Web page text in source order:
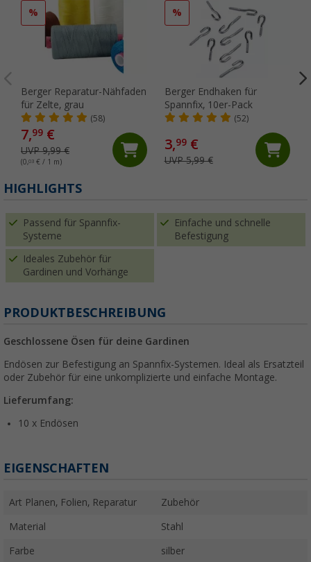
%
Berger Reparatur-Nähfaden
für Zelte, grau
(58)
7,99 €
UVP 9,99 €
(0,03 € / 1 m)
%
Berger Endhaken für
Spannfix, 10er-Pack
(52)
3,99€
UVP 5,99 €
HIGHLIGHTS
Passend für Spannfix-
Systeme
Einfache und schnelle
Befestigung
Ideales Zubehör für
Gardinen und Vorhänge
PRODUKTBESCHREIBUNG
Geschlossene Ösen für deine Gardinen
Endösen zur Befestigung an Spannfix-Systemen. Ideal als Ersatzteil
oder Zubehör für eine unkomplizierte und einfache Montage.
Lieferumfang:
10 x Endösen
EIGENSCHAFTEN
Art Planen, Folien, Reparatur Zubehör
Material Stahl
Farbe silber